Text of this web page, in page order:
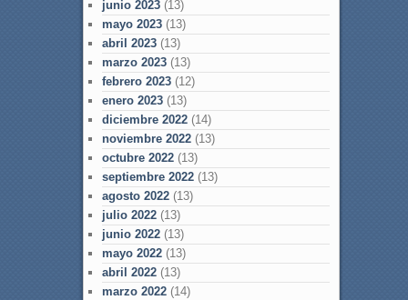
junio 2023(13)
mayo 2023(13)
abril 2023(13)
marzo 2023(13)
febrero 2023(12)
enero 2023(13)
diciembre 2022(14)
noviembre 2022(13)
octubre 2022(13)
septiembre 2022(13)
agosto 2022(13)
julio 2022(13)
junio 2022(13)
mayo 2022(13)
abril 2022(13)
marzo 2022(14)